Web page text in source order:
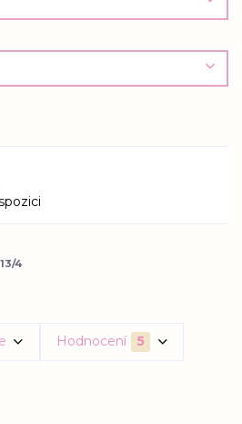
13/4
Hodnocení 5